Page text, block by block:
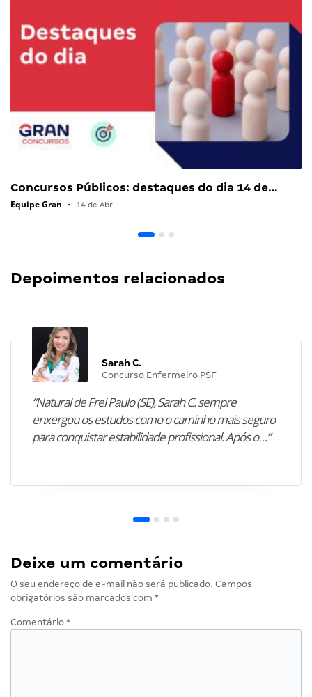
Concursos Públicos: destaques do dia 14 de…
Equipe Gran • 14 de Abril
Depoimentos relacionados
Sarah C.
Concurso Enfermeiro PSF
“Natural de Frei Paulo (SE), Sarah C. sempre
enxergou os estudos como o caminho mais seguro
para conquistar estabilidade profissional. Após o…”
Deixe um comentário
O seu endereço de e-mail não será publicado. Campos
obrigatórios são marcados com *
Comentário *